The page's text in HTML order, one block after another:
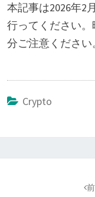
本記事は2026年2
行ってください
分ご注意ください
Crypto
前